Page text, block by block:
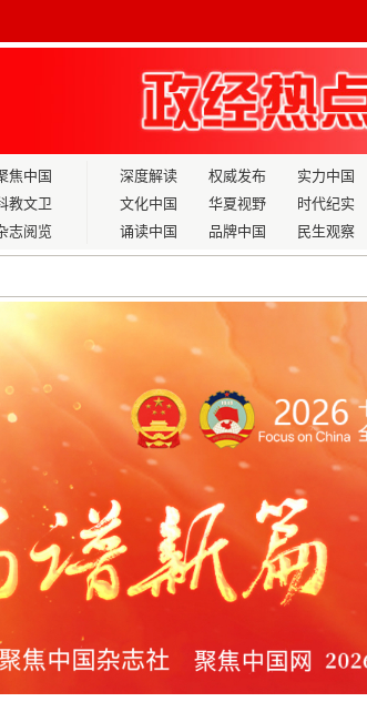
焦中国
教文卫
志阅览
深度解读 权威发布
实力中国
文化中国
华夏视野
时代纪实
诵读中国
品牌中国 民生观察
，安居之盼待回响
备贺岁年
聚力启新程——中医眼科传承者李金山与“十五五”眼
！四川建成29个公园式婚姻登记机关、77个户外颁
：金家美的“鸦地坝”之路与“十五五”的乡村振兴答
何赋能乡村产业振兴
正
重点水利工程建设现场宣讲党的二十届三中全会精神